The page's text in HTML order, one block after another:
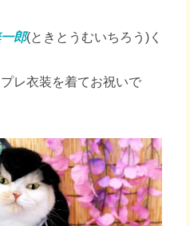
郎(ときとうむいちろう)く
レ衣装を着てお祝いで